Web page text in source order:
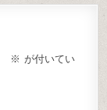
※ が付いてい